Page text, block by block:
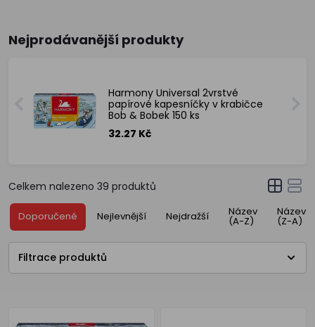
Nejprodávanější produkty
Harmony Universal 2vrstvé
papírové kapesníčky v krabičce
Bob & Bobek 150 ks
32.27 Kč
Celkem nalezeno 39 produktů
Doporučené Nejlevnější Nejdražší Název
(A-Z)
Název
(Z-A)
Filtrace produktů